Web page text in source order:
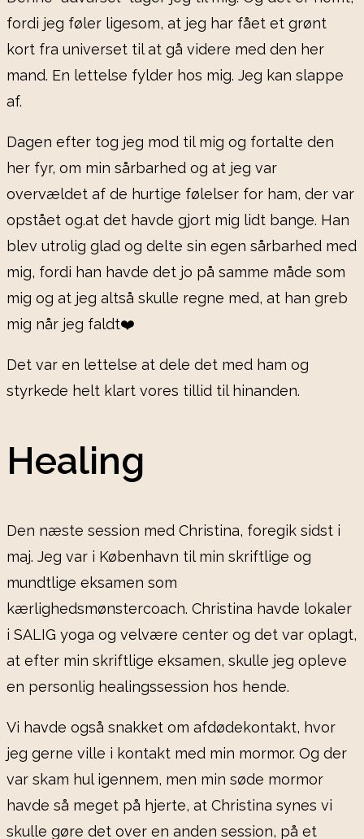
fordi jeg føler ligesom, at jeg har fået et grønt
kort fra universet til at gå videre med den her
mand. En lettelse fylder hos mig. Jeg kan slappe
af.
Dagen efter tog jeg mod til mig og fortalte den
her fyr, om min sårbarhed og at jeg var
overvældet af de hurtige følelser for ham, der var
opstået og.at det havde gjort mig lidt bange. Han
blev utrolig glad og delte sin egen sårbarhed med
mig, fordi han havde det jo på samme måde som
mig og at jeg altså skulle regne med, at han greb
mig når jeg faldt❤️
Det var en lettelse at dele det med ham og
styrkede helt klart vores tillid til hinanden.
Healing
Den næste session med Christina, foregik sidst i
maj. Jeg var i København til min skriftlige og
mundtlige eksamen som
kærlighedsmønstercoach. Christina havde lokaler
i SALIG yoga og velvære center og det var oplagt,
at efter min skriftlige eksamen, skulle jeg opleve
en personlig healingssession hos hende.
Vi havde også snakket om afdødekontakt, hvor
jeg gerne ville i kontakt med min mormor. Og der
var skam hul igennem, men min søde mormor
havde så meget på hjerte, at Christina synes vi
skulle gøre det over en anden session, på et